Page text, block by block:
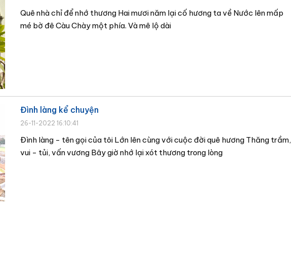
Quê nhà chỉ để nhớ thương Hai mươi năm lại cố hương ta về Nước lên mấp
mé bờ đê Càu Chày một phía. Và mê lộ dài
Đình làng kể chuyện
26-11-2022 16:10:41
Đình làng - tên gọi của tôi Lớn lên cùng với cuộc đời quê hương Thăng trầm,
vui - tủi, vấn vương Bây giờ nhớ lại xót thương trong lòng